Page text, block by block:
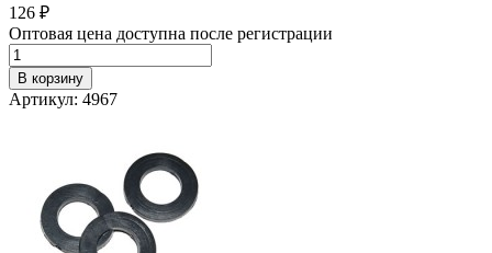
126 ₽
Оптовая цена доступна после регистрации
В корзину
Артикул: 4967